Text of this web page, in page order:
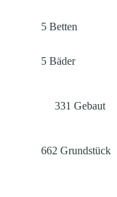
5 Betten
5 Bäder
331 Gebaut
662 Grundstück